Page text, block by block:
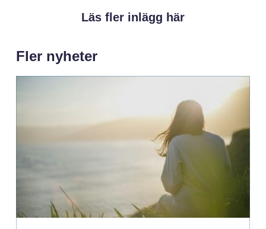
Läs fler inlägg här
Fler nyheter